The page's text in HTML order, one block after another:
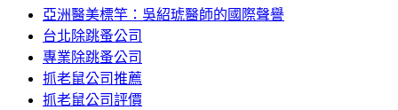
內
容
區
亞洲醫美標竿：吳紹琥醫師的國際聲譽
台北除跳蚤公司
專業除跳蚤公司
抓老鼠公司推薦
抓老鼠公司評價